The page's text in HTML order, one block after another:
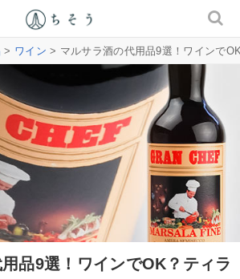
> ワイン > マルサラ酒の代用品9選！ワインで
品9選！ワインでOK？ティラ